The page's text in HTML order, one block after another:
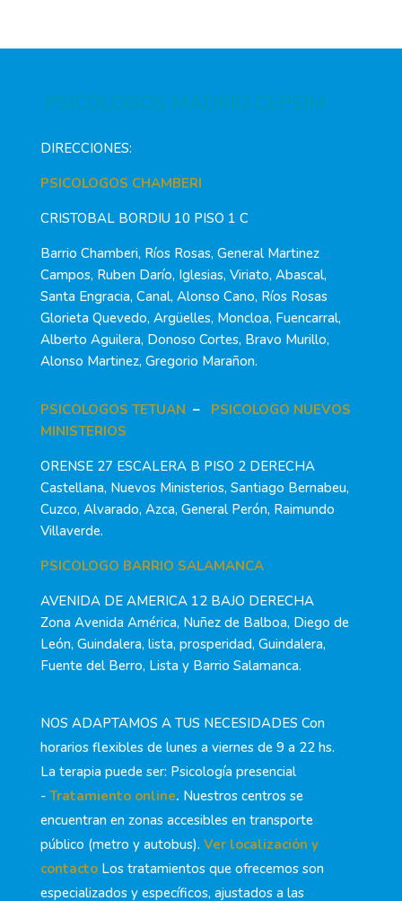
PSICÓLOGOS MADRID CEPSIM
DIRECCIONES:
PSICOLOGOS CHAMBERI
CRISTOBAL BORDIU 10 PISO 1 C
Barrio Chamberi, Ríos Rosas, General Martinez
Campos, Ruben Darío, Iglesias, Viriato, Abascal,
Santa Engracia, Canal, Alonso Cano, Ríos Rosas
Glorieta Quevedo, Argüelles, Moncloa, Fuencarral,
Alberto Aguilera, Donoso Cortes, Bravo Murillo,
Alonso Martinez, Gregorio Marañon.
PSICOLOGOS TETUAN – PSICOLOGO NUEVOS
MINISTERIOS
ORENSE 27 ESCALERA B PISO 2 DERECHA
Castellana, Nuevos Ministerios, Santiago Bernabeu,
Cuzco, Alvarado, Azca, General Perón, Raimundo
Villaverde.
PSICOLOGO BARRIO SALAMANCA
AVENIDA DE AMERICA 12 BAJO DERECHA
Zona Avenida América, Nuñez de Balboa, Diego de
León, Guindalera, lista, prosperidad, Guindalera,
Fuente del Berro, Lista y Barrio Salamanca.
NOS ADAPTAMOS A TUS NECESIDADES Con
horarios flexibles de lunes a viernes de 9 a 22 hs.
La terapia puede ser: Psicología presencial
- Tratamiento online. Nuestros centros se
encuentran en zonas accesibles en transporte
público (metro y autobus). Ver localización y
contactoLos tratamientos que ofrecemos son
especializados y específicos, ajustados a las